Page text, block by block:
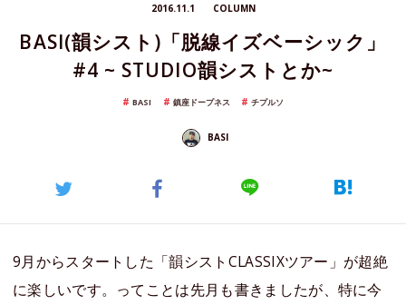
2016.11.1 COLUMN
BASI(韻シスト)「脱線イズベーシック」
#4 ~ STUDIO韻シストとか~
BASI 鎮座ドープネス チプルソ
BASI
9月からスタートした「韻シストCLASSIXツアー」が超絶
に楽しいです。ってことは先月も書きましたが、特に今